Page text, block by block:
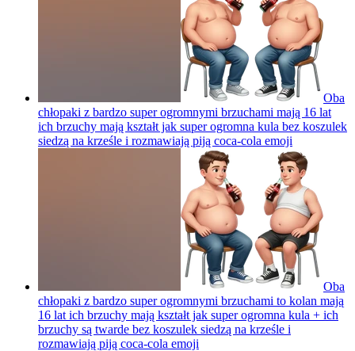
Oba
chłopaki z bardzo super ogromnymi brzuchami mają 16 lat
ich brzuchy mają kształt jak super ogromna kula bez koszulek
siedzą na krześle i rozmawiają piją coca-cola emoji
Oba
chłopaki z bardzo super ogromnymi brzuchami to kolan mają
16 lat ich brzuchy mają kształt jak super ogromna kula + ich
brzuchy są twarde bez koszulek siedzą na krześle i
rozmawiają piją coca-cola emoji